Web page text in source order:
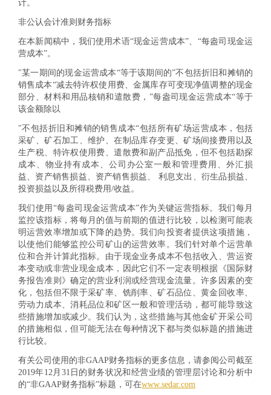
计。
非公认会计准则财务指标
在本新闻稿中，我们使用术语“现金运营成本”、“每盎司现金运
营成本”。
"某一期间的现金运营成本“等于该期间的”不包括折旧和摊销的
销售成本“减去特许权使用费、金属库存可变现净值调整的现金
部分、材料和用品核销和遣散费，”每盎司现金运营成本“等于
该金额除以
"不包括折旧和摊销的销售 成本“包括所有矿场运营成本，包括
采矿、矿石加工、维护、在制品库存变更、矿场间接费用以及
生产税、特许权使用费、遣散费和副产品抵免，但不包括勘探
成本、物业持有成本、公司办公室一般和管理费用、外汇损
益、资产销售损益、资产销售损益、 利息支出、衍生品损益、
投资损益以及所得税费用/收益。
我们使用“每盎司现金运营成本”作为关键运营指标。我们每月
监控该指标，将每月的值与前期的值进行比较，以检测可能表
明运营效率增加或下降的趋势。我们向投资者提供这项措施，
以使他们能够监控公司矿山的运营效率。我们针对单个运营单
位和合并计算此指标。由于现金业务成本不包括收入、营运资
本变动或非营业现金成本，因此它们不一定表明根据《国际财
务报告准则》确定的营业利润或经营现金流量。许多因素的变
化，包括但不限于采矿率、铣削率、矿石品位、黄金回收率、
劳动力成本、消耗品位和矿区一般和管理活动，都可能导致这
些措施增加或减少。我们认为，这些措施与其他金矿开采公司
的措施相似，但可能无法在每种情况下都与类似标题的措施进
行比较。
有关公司使用的非GAAP财务指标的更多信息，请参阅公司截至
2019年12月31日的财务状况和经营业绩的管理层讨论和分析中
的“非GAAP财务指标”标题，可在www.sedar.com